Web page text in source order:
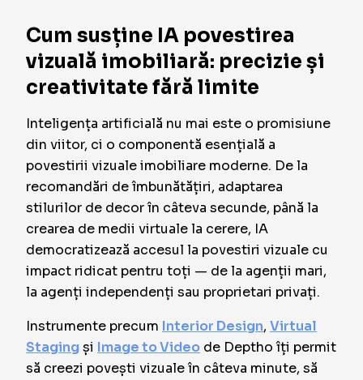
Cum susține IA povestirea
vizuală imobiliară: precizie și
creativitate fără limite
Inteligența artificială nu mai este o promisiune
din viitor, ci o componentă esențială a
povestirii vizuale imobiliare moderne. De la
recomandări de îmbunătățiri, adaptarea
stilurilor de decor în câteva secunde, până la
crearea de medii virtuale la cerere, IA
democratizează accesul la povestiri vizuale cu
impact ridicat pentru toți — de la agenții mari,
la agenți independenți sau proprietari privați.
Instrumente precum Interior Design, Virtual
Stagingși Image to Video de Deptho îți permit
să creezi povești vizuale în câteva minute, să